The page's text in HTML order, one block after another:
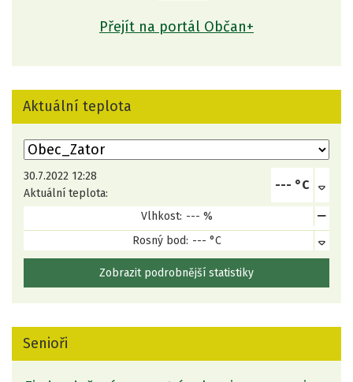
Přejít na portál Občan+
Aktuální teplota
Výběr lokality
30.7.2022 12:28
Aktuální teplota:
--- °C
Vlhkost: --- %
Rosný bod: --- °C
Zobrazit podrobnější statistiky
Senioři